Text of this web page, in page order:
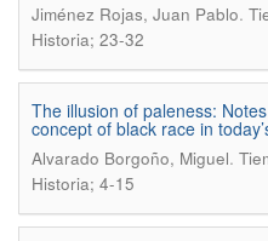
Jiménez Rojas, Juan Pablo.
Historia; 23-32
The illusion of paleness:
concept of black race in
Alvarado Borgoño, Miguel.
Historia; 4-15